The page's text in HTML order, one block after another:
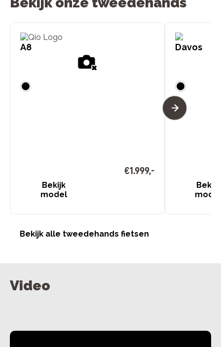
A8
€1.999,-
Bekijk
model
Davos
Bekijk
Bekijk alle tweedehands fietsen
Video